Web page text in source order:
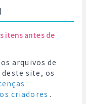
itens antes de
arquivos de
deste site, os
criadores .